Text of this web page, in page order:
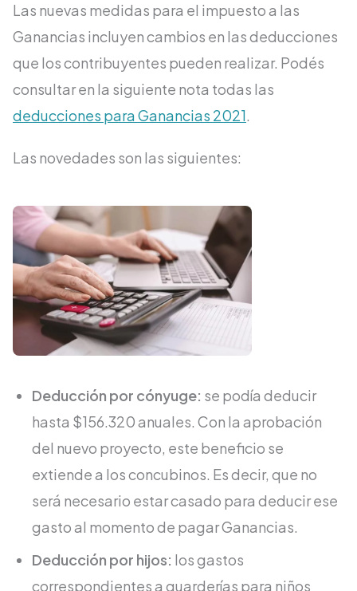
Las nuevas medidas para el impuesto a las
Ganancias incluyen cambios en las deducciones
que los contribuyentes pueden realizar. Podés
consultar en la siguiente nota todas las
deducciones para Ganancias 2021.
Las novedades son las siguientes:
Deducción por cónyuge: se podía deducir
hasta $156.320 anuales. Con la aprobación
del nuevo proyecto, este beneficio se
extiende a los concubinos. Es decir, que no
será necesario estar casado para deducir ese
gasto al momento de pagar Ganancias.
Deducción por hijos: los gastos
correspondientes a guarderías para niños